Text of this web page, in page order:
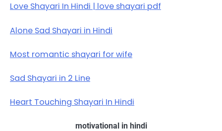
Love Shayari In Hindi | love shayari pdf
Alone Sad Shayari in Hindi
Most romantic shayari for wife
Sad Shayari in 2 Line
Heart Touching Shayari In Hindi
motivational in hindi